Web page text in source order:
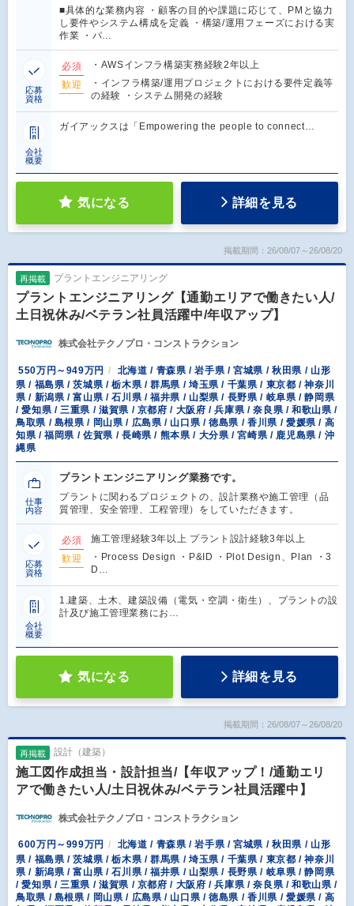
■具体的な業務内容 ・顧客の目的や課題に応じて、PMと協力
し要件やシステム構成を定義 ・構築/運用フェーズにおける実
作業 ・パ…
応募
資格
必須
・AWSインフラ構築実務経験2年以上
歓迎
・インフラ構築/運用プロジェクトにおける要件定義等
の経験 ・システム開発の経験
会社
概要
ガイアックスは「Empowering the people to connect…
気になる 詳細を見る
掲載期間：26/08/07～26/08/20
再掲載 プラントエンジニアリング
プラントエンジニアリング【通勤エリアで働きたい人/
土日祝休み/ベテラン社員活躍中/年収アップ】
株式会社テクノプロ・コンストラクション
550万円～949万円
北海道 / 青森県 / 岩手県 / 宮城県 / 秋田県 / 山形
県 / 福島県 / 茨城県 / 栃木県 / 群馬県 / 埼玉県 / 千葉県 / 東京都 / 神奈川
県 / 新潟県 / 富山県 / 石川県 / 福井県 / 山梨県 / 長野県 / 岐阜県 / 静岡県
/ 愛知県 / 三重県 / 滋賀県 / 京都府 / 大阪府 / 兵庫県 / 奈良県 / 和歌山県 /
鳥取県 / 島根県 / 岡山県 / 広島県 / 山口県 / 徳島県 / 香川県 / 愛媛県 / 高
知県 / 福岡県 / 佐賀県 / 長崎県 / 熊本県 / 大分県 / 宮崎県 / 鹿児島県 / 沖
縄県
仕事
内容
プラントエンジニアリング業務です。
プラントに関わるプロジェクトの、設計業務や施工管理（品
質管理、安全管理、工程管理）をしていただきます。
応募
資格
必須
施工管理経験3年以上 プラント設計経験3年以上
歓迎
・Process Design ・P&ID ・Plot Design、Plan ・3
D…
会社
概要
1.建築、土木、建築設備（電気・空調・衛生）、プラントの設
計及び施工管理業務にお…
気になる 詳細を見る
掲載期間：26/08/07～26/08/20
再掲載 設計（建築）
施工図作成担当・設計担当/【年収アップ！/通勤エリ
アで働きたい人/土日祝休み/ベテラン社員活躍中】
株式会社テクノプロ・コンストラクション
600万円～999万円
北海道 / 青森県 / 岩手県 / 宮城県 / 秋田県 / 山形
県 / 福島県 / 茨城県 / 栃木県 / 群馬県 / 埼玉県 / 千葉県 / 東京都 / 神奈川
県 / 新潟県 / 富山県 / 石川県 / 福井県 / 山梨県 / 長野県 / 岐阜県 / 静岡県
/ 愛知県 / 三重県 / 滋賀県 / 京都府 / 大阪府 / 兵庫県 / 奈良県 / 和歌山県 /
鳥取県 / 島根県 / 岡山県 / 広島県 / 山口県 / 徳島県 / 香川県 / 愛媛県 / 高